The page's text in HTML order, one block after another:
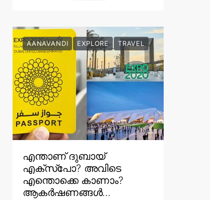
AANAVANDI EXPLORE TRAVEL
എന്താണ് ദുബായ്
എക്സ്പോ? അവിടെ
എന്തൊക്കെ കാണാം?
ആകർഷണങ്ങൾ…